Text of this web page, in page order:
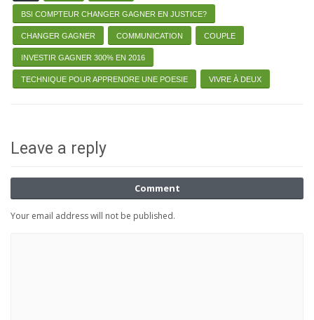
BSI COMPTEUR CHANGER GAGNER EN JUSTICE?
CHANGER GAGNER COMMUNICATION COUPLE
INVESTIR GAGNER 300% EN 2016
TECHNIQUE POUR APPRENDRE UNE POESIE VIVRE À DEUX
Leave a reply
Comment
Your email address will not be published.